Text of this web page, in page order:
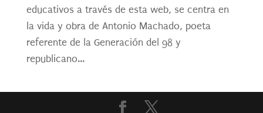
educativos a través de esta web, se centra en
la vida y obra de Antonio Machado, poeta
referente de la Generación del 98 y
republicano...